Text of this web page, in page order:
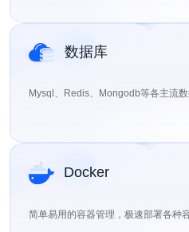
数据库
Mysql、Redis、Mongodb等各主流
Docker
简单易用的容器管理，极速部署各种